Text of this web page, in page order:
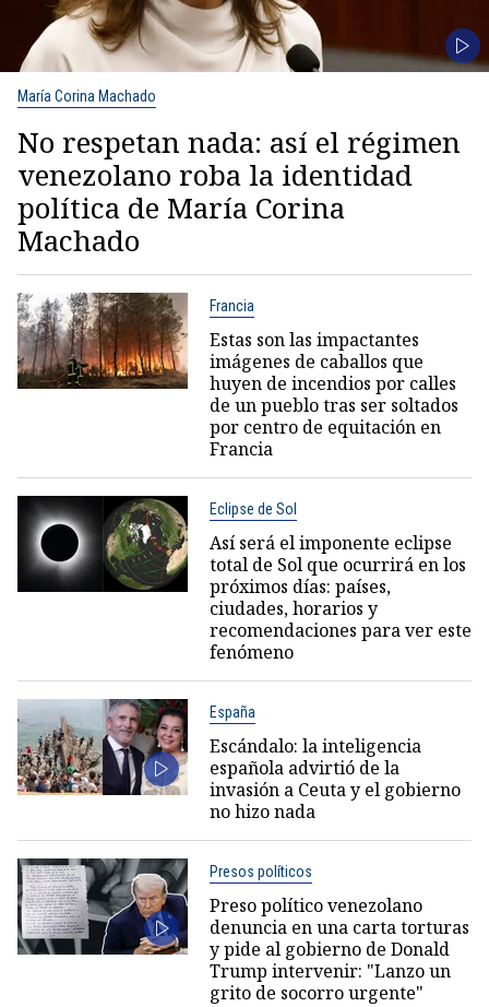
María Corina Machado
No respetan nada: así el régimen
venezolano roba la identidad
política de María Corina
Machado
Francia
Estas son las impactantes
imágenes de caballos que
huyen de incendios por calles
de un pueblo tras ser soltados
por centro de equitación en
Francia
Eclipse de Sol
Así será el imponente eclipse
total de Sol que ocurrirá en los
próximos días: países,
ciudades, horarios y
recomendaciones para ver este
fenómeno
España
Escándalo: la inteligencia
española advirtió de la
invasión a Ceuta y el gobierno
no hizo nada
Presos políticos
Preso político venezolano
denuncia en una carta torturas
y pide al gobierno de Donald
Trump intervenir: "Lanzo un
grito de socorro urgente"